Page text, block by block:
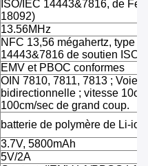
ISO/IEC 14443&7816, de
18092)
13.56MHz
NFC 13,56 mégahertz, type
14443&7816 de soutien ISO/
EMV et PBOC conformes
OIN 7810, 7811, 7813 ; Voie
bidirectionnelle ; vitesse
100cm/sec de grand coup.
batterie de polymère de Li-ion
3.7V, 5800mAh
5V/2A